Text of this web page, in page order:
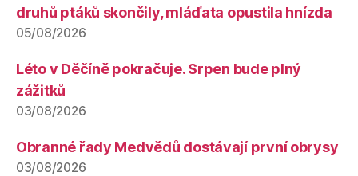
druhů ptáků skončily, mláďata opustila hnízda
05/08/2026
Léto v Děčíně pokračuje. Srpen bude plný
zážitků
03/08/2026
Obranné řady Medvědů dostávají první obrysy
03/08/2026